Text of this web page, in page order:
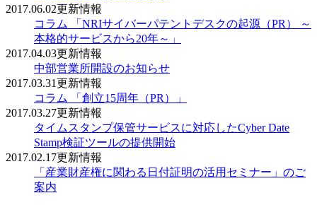
2017.06.02更新情報
コラム 「NRIサイバーパテントデスクの起源（PR） ～
本格的サービスから20年～」
2017.04.03更新情報
中部営業所開設のお知らせ
2017.03.31更新情報
コラム 「創立15周年（PR）」
2017.03.27更新情報
タイムスタンプ保管サービスに対応したCyber Date
Stamp検証ツールの提供開始
2017.02.17更新情報
「産業財産権に関わる日付証明の活用セミナー」のご
案内